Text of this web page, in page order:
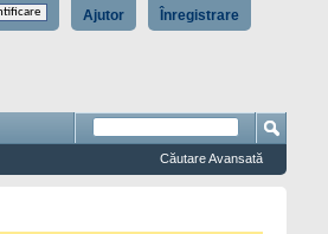
Înregistrare
Ajutor
Căutare Avansată